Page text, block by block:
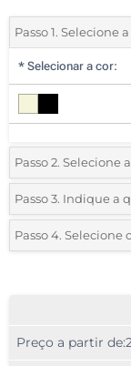
Passo 1. Selecione
* Selecionar a cor:
Passo 2. Selecione
*Selecione o tipo
1 Cor (Na tampa)
Passo 3. Indique a
*Quantidade
20
Passo 4.
Preço a partir de: